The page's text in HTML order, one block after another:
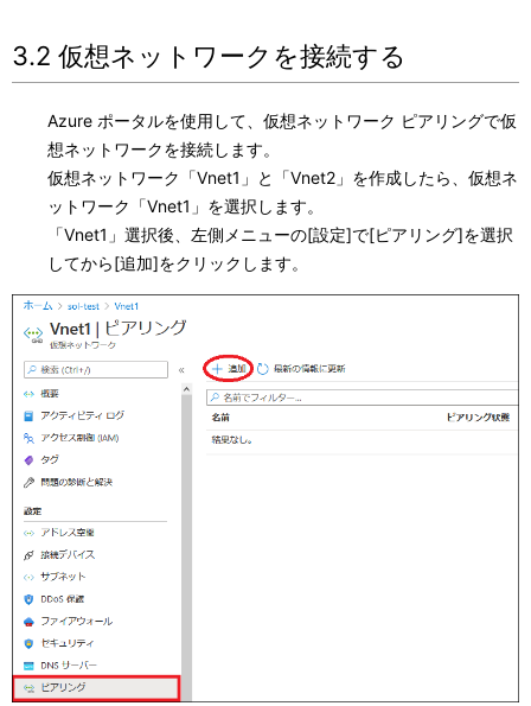
3.2 仮想ネットワークを接続する
Azure ポータルを使用して、仮想ネットワーク ピアリングで仮
想ネットワークを接続します。
仮想ネットワーク「Vnet1」と「Vnet2」を作成したら、仮想ネ
ットワーク「Vnet1」を選択します。
「Vnet1」選択後、左側メニューの[設定]で[ピアリング]を選択
してから[追加]をクリックします。